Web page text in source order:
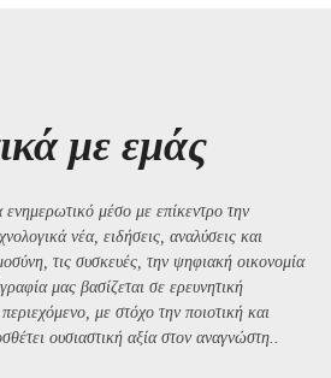
με εμάς
μέσο με επίκεντρο την
νέα, ειδήσεις, αναλύσεις και
τις συσκευές, την ψηφιακή οικονομία
μας βασίζεται σε ερευνητική
με στόχο την ποιοτική και
ουσιαστική αξία στον αναγνώστη..